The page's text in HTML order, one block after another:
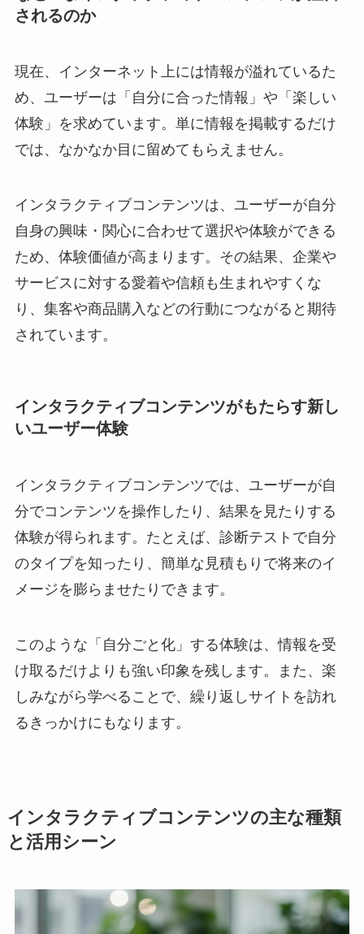
されるのか
現在、インターネット上には情報が溢れているた
め、ユーザーは「自分に合った情報」や「楽しい
体験」を求めています。単に情報を掲載するだけ
では、なかなか目に留めてもらえません。
インタラクティブコンテンツは、ユーザーが自分
自身の興味・関心に合わせて選択や体験ができる
ため、体験価値が高まります。その結果、企業や
サービスに対する愛着や信頼も生まれやすくな
り、集客や商品購入などの行動につながると期待
されています。
インタラクティブコンテンツがもたらす新し
いユーザー体験
インタラクティブコンテンツでは、ユーザーが自
分でコンテンツを操作したり、結果を見たりする
体験が得られます。たとえば、診断テストで自分
のタイプを知ったり、簡単な見積もりで将来のイ
メージを膨らませたりできます。
このような「自分ごと化」する体験は、情報を受
け取るだけよりも強い印象を残します。また、楽
しみながら学べることで、繰り返しサイトを訪れ
るきっかけにもなります。
インタラクティブコンテンツの主な種類
と活用シーン